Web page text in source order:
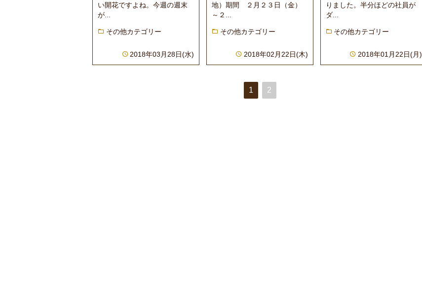
い開花ですよね。今週の週末
が...
その他カテゴリー
2018年03月28日(水)
地）期間 ２月２３日（金）
～２...
その他カテゴリー
2018年02月22日(木)
りました。半分ほどの社員が
ダ...
その他カテゴリー
2018年01月22日(月)
1 2